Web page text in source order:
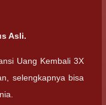
Asli.
Uang Kembali 3X
selengkapnya bisa